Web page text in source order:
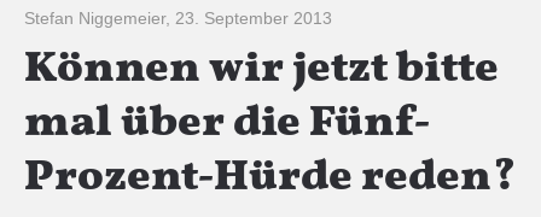
Stefan Niggemeier, 23. September 2013
Können wir jetzt bitte
mal über die Fünf-
Prozent-Hürde reden?